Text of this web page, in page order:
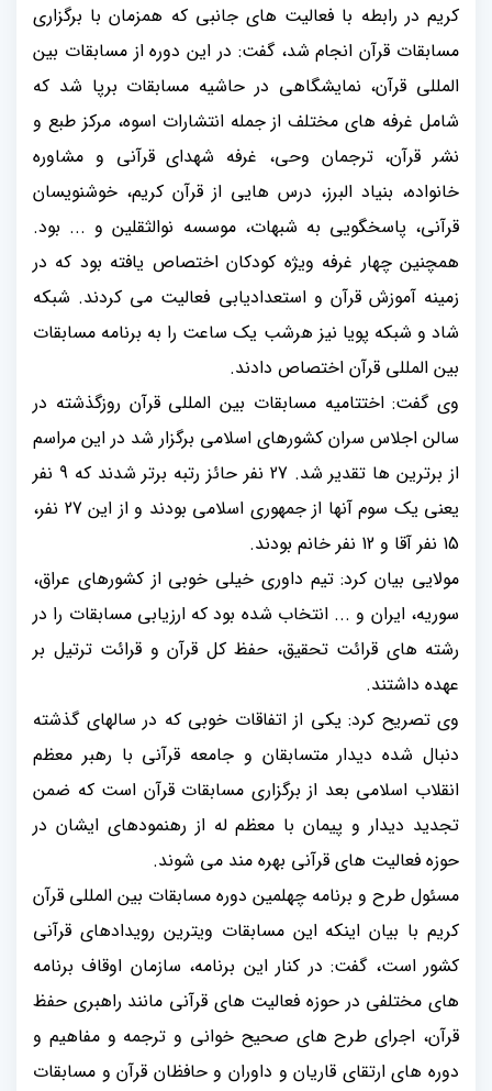
کریم در رابطه با فعالیت های جانبی که همزمان با برگزاری
مسابقات قرآن انجام شد، گفت: در این دوره از مسابقات بین
المللی قرآن، نمایشگاهی در حاشیه مسابقات برپا شد که
شامل غرفه های مختلف از جمله انتشارات اسوه، مرکز طبع و
نشر قرآن، ترجمان وحی، غرفه شهدای قرآنی و مشاوره
خانواده، بنیاد البرز، درس هایی از قرآن کریم، خوشنویسان
قرآنی، پاسخگویی به شبهات، موسسه نوالثقلین و ... بود.
همچنین چهار غرفه ویژه کودکان اختصاص یافته بود که در
زمینه آموزش قرآن و استعدادیابی فعالیت می کردند. شبکه
شاد و شبکه پویا نیز هرشب یک ساعت را به برنامه مسابقات
بین المللی قرآن اختصاص دادند.
وی گفت: اختتامیه مسابقات بین المللی قرآن روزگذشته در
سالن اجلاس سران کشورهای اسلامی برگزار شد در این مراسم
از برترین ها تقدیر شد. 27 نفر حائز رتبه برتر شدند که 9 نفر
یعنی یک سوم آنها از جمهوری اسلامی بودند و از این 27 نفر،
15 نفر آقا و 12 نفر خانم بودند.
مولایی بیان کرد: تیم داوری خیلی خوبی از کشورهای عراق،
سوریه، ایران و ... انتخاب شده بود که ارزیابی مسابقات را در
رشته های قرائت تحقیق، حفظ کل قرآن و قرائت ترتیل بر
عهده داشتند.
وی تصریح کرد: یکی از اتفاقات خوبی که در سالهای گذشته
دنبال شده دیدار متسابقان و جامعه قرآنی با رهبر معظم
انقلاب اسلامی بعد از برگزاری مسابقات قرآن است که ضمن
تجدید دیدار و پیمان با معظم له از رهنمودهای ایشان در
حوزه فعالیت های قرآنی بهره مند می شوند.
مسئول طرح و برنامه چهلمین دوره مسابقات بین المللی قرآن
کریم با بیان اینکه این مسابقات ویترین رویدادهای قرآنی
کشور است، گفت: در کنار این برنامه، سازمان اوقاف برنامه
های مختلفی در حوزه فعالیت های قرآنی مانند راهبری حفظ
قرآن، اجرای طرح های صحیح خوانی و ترجمه و مفاهیم و
دوره های ارتقای قاریان و داوران و حافظان قرآن و مسابقات